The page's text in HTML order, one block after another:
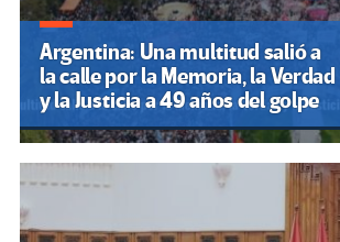
Argentina: Una multitud salió a
la calle por la Memoria, la Verdad
y la Justicia a 49 años del golpe